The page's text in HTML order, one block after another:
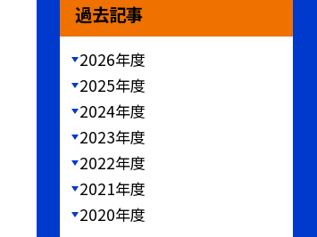
過去記事
2026年度
2025年度
2024年度
2023年度
2022年度
2021年度
2020年度